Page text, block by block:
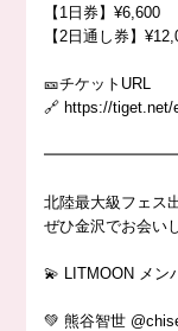
【1日券】¥6,600
【2日通し券】
🎫チケットURL
🔗 https://tiget.net/
北陸最大級フェス
ぜひ金沢でお会い
💫 LITMOON メン
💚 熊谷智世